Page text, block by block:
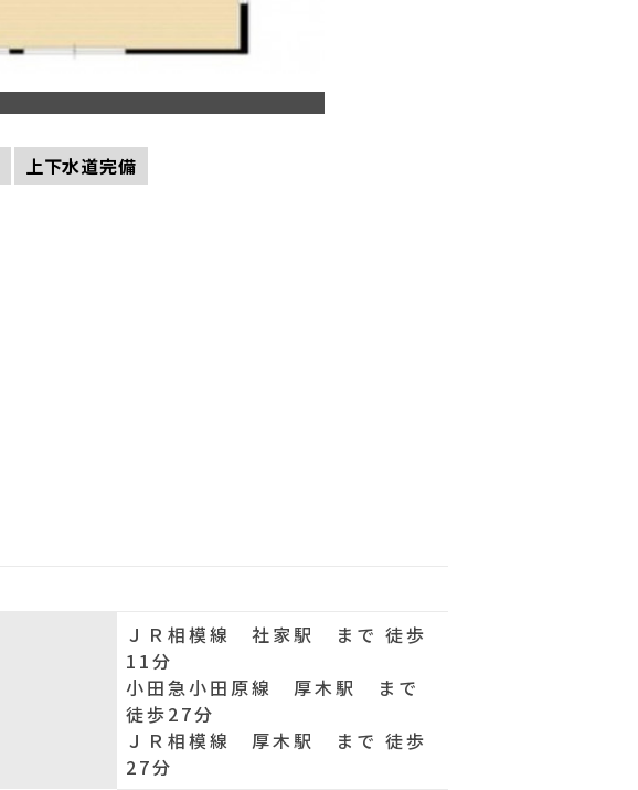
上下水道完備
ＪＲ相模線 社家駅 まで 徒歩
11分
小田急小田原線 厚木駅 まで
徒歩27分
ＪＲ相模線 厚木駅 まで 徒歩
27分